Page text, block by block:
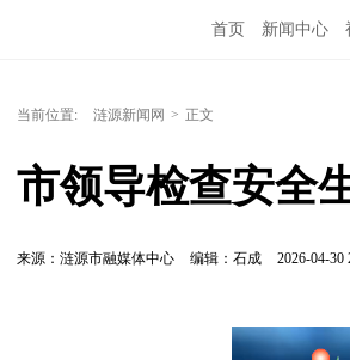
首页 新闻中心
当前位置: 涟源新闻网 > 正文
市领导检查安全
来源：涟源市融媒体中心 编辑：石成 2026-04-30